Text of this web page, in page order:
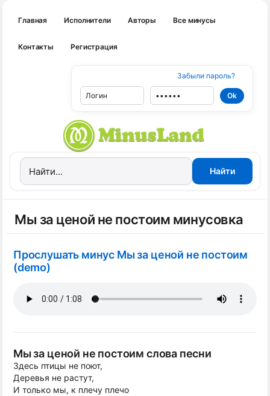
Главная Исполнители Авторы Все минусы
Контакты Регистрация
Забыли пароль?
Мы за ценой не постоим минусовка
Прослушать минус Мы за ценой не постоим
(demo)
Мы за ценой не постоим слова песни
Здесь птицы не поют,
Деревья не растут,
И только мы, к плечу плечо